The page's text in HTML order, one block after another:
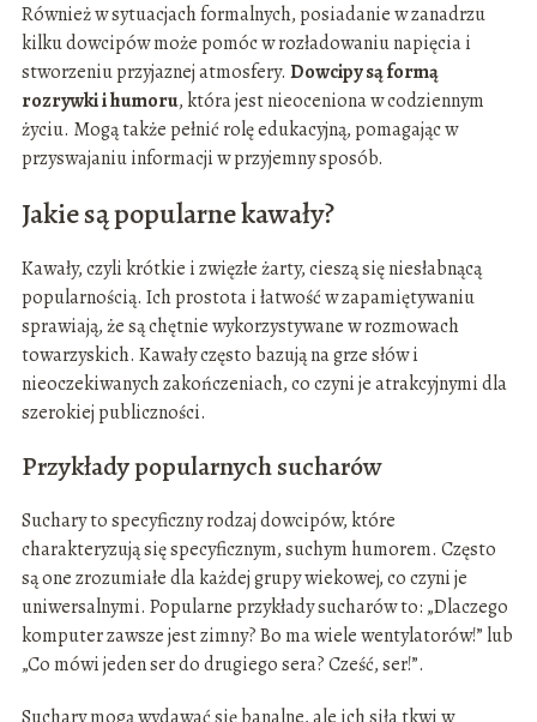
Również w sytuacjach formalnych, posiadanie w zanadrzu
kilku dowcipów może pomóc w rozładowaniu napięcia i
stworzeniu przyjaznej atmosfery. Dowcipy są formą
rozrywki i humoru, która jest nieoceniona w codziennym
życiu. Mogą także pełnić rolę edukacyjną, pomagając w
przyswajaniu informacji w przyjemny sposób.
Jakie są popularne kawały?
Kawały, czyli krótkie i zwięzłe żarty, cieszą się niesłabnącą
popularnością. Ich prostota i łatwość w zapamiętywaniu
sprawiają, że są chętnie wykorzystywane w rozmowach
towarzyskich. Kawały często bazują na grze słów i
nieoczekiwanych zakończeniach, co czyni je atrakcyjnymi dla
szerokiej publiczności.
Przykłady popularnych sucharów
Suchary to specyficzny rodzaj dowcipów, które
charakteryzują się specyficznym, suchym humorem. Często
są one zrozumiałe dla każdej grupy wiekowej, co czyni je
uniwersalnymi. Popularne przykłady sucharów to: „Dlaczego
komputer zawsze jest zimny? Bo ma wiele wentylatorów!” lub
„Co mówi jeden ser do drugiego sera? Cześć, ser!”.